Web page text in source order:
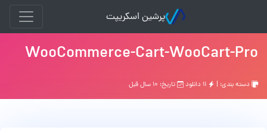
پرشین اسکریپت
WooCommerce-Cart-WooCart-Pro
دسته بندی: | تاریخ: ۱۰ سال قبل